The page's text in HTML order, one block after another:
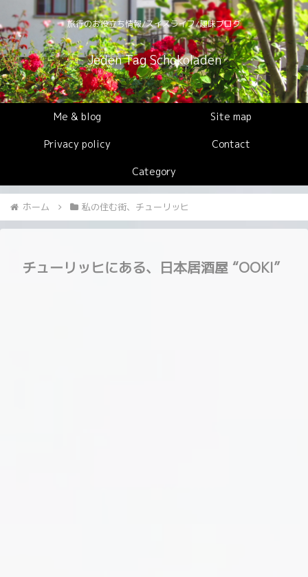
旅行のお役立ち情報/スイスライフ/趣味ブログ
Jeden Tag Schokoladen
Me & blog Site map
Privacy policy Contact
Category
ホーム 私の住む街、チューリッヒ
チューリッヒにある、日本居酒屋 “OOKI”